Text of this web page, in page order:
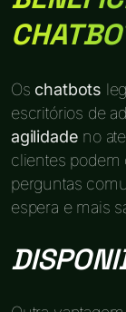
Os chatbots
escritórios de
agilidade no
clientes podem
perguntas
espera e mais